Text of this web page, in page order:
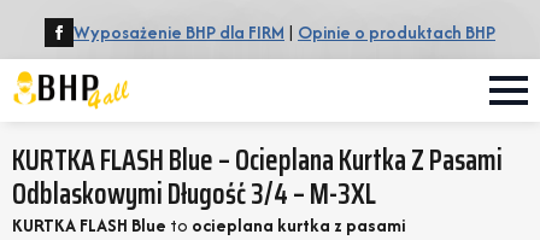
Wyposażenie BHP dla FIRM | Opinie o produktach BHP
KURTKA FLASH Blue – Ocieplana Kurtka Z Pasami
Odblaskowymi Długość 3/4 – M-3XL
KURTKA FLASH Blue to ocieplana kurtka z pasami